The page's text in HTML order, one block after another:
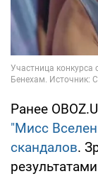
Ранее
"Мисс
скандалов.